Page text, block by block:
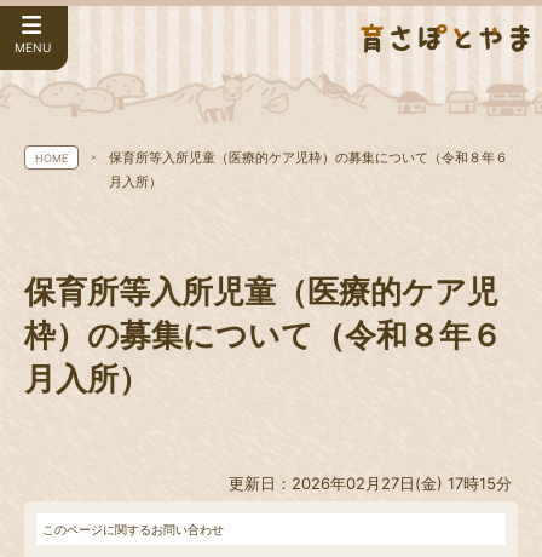
MENU
HOME
保育所等入所児童（医療的ケア児枠）の募集について（令和８年６
月入所）
保育所等入所児童（医療的ケア児
枠）の募集について（令和８年６
月入所）
更新日：2026年02月27日(金) 17時15分
このページに関するお問い合わせ